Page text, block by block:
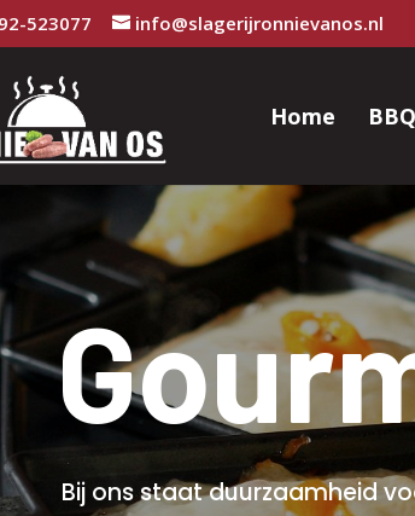
523077 info@slagerijronnievanos.nl
Home
Bij ons staat duurzaamheid